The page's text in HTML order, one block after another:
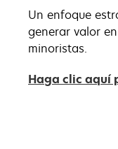
Un enfoque
generar valor
minoristas.
Haga clic aquí